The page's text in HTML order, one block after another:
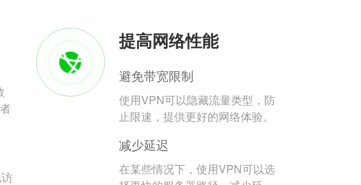
提高网络性能
避免带宽限制
使用VPN可以隐藏流量类型，防
止限速，提供更好的网络体验。
减少延迟
在某些情况下，使用VPN可以选